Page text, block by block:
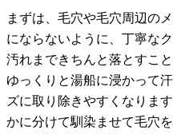
まずは、毛穴や毛穴周辺の
にならないように、丁寧な
汚れまできちんと落とすこ
ゆっくりと湯船に浸かって
ズに取り除きやすくなりま
かに分けて馴染ませて毛穴